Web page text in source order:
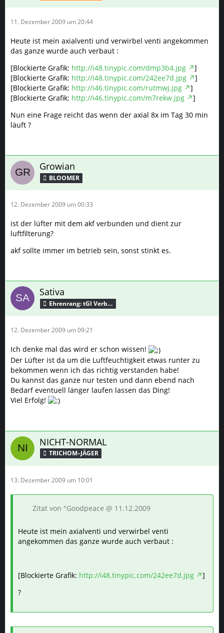
11. Dezember 2009 um 20:44
Heute ist mein axialventi und verwirbel venti angekommen
das ganze wurde auch verbaut :
[Blockierte Grafik: http://i48.tinypic.com/dmp3b4.jpg
]
[Blockierte Grafik: http://i48.tinypic.com/242ee7d.jpg
]
[Blockierte Grafik: http://i46.tinypic.com/rutmwj.jpg
]
[Blockierte Grafik: http://i46.tinypic.com/m7rekw.jpg
]
Nun eine Frage reicht das wenn der axial 8x im Tag 30 min
läuft ?
Growian
BLOOMER
12. Dezember 2009 um 00:33
ist der lüfter mit dem akf verbunden und dient zur
luftfilterung?
akf sollte immer im betrieb sein, sonst stinkt es.
Sativa
Ehrenrang: tGl Verbündeter
12. Dezember 2009 um 09:21
Ich denke mal das wird er schon wissen!
Der Lüfter ist da um die Luftfeuchtigkeit etwas runter zu
bekommen wenn ich das richtig verstanden habe!
Du kannst das ganze nur testen und dann ebend nach
Bedarf eventuell länger laufen lassen das Ding!
Viel Erfolg!
NICHT-NORMAL
TRICHOM–JÄGER
13. Dezember 2009 um 10:01
Zitat von "Goodpeace @ 11.12.2009
Heute ist mein axialventi und verwirbel venti
angekommen das ganze wurde auch verbaut :
[Blockierte Grafik: http://i48.tinypic.com/242ee7d.jpg
]
?